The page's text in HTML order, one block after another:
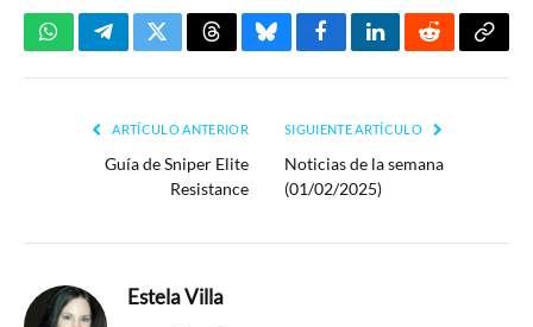
WhatsAppTelegramTwitterThreadsBlueskyFacebookLinkedInReddit
ARTÍCULO ANTERIOR
Guía de Sniper Elite
Resistance
SIGUIENTE ARTÍCULO
Noticias de la semana
(01/02/2025)
Estela Villa